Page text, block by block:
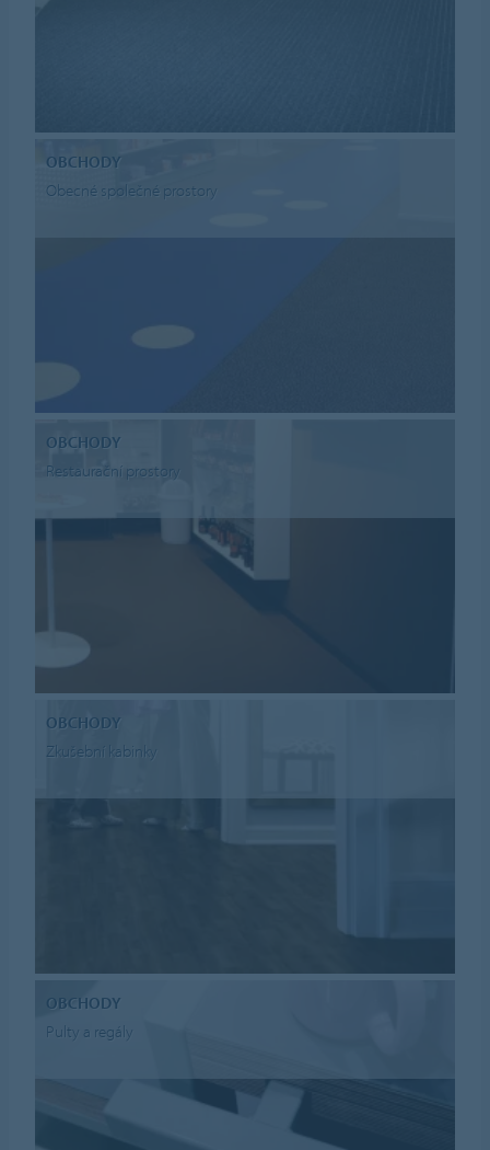
OBCHODY
Obecné společné prostory
OBCHODY
Restaurační prostory
OBCHODY
Zkušební kabinky
OBCHODY
Pulty a regály